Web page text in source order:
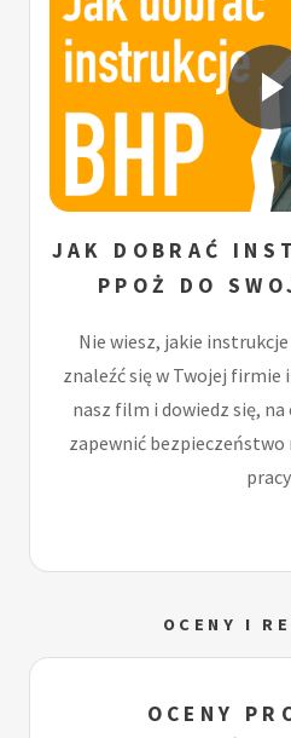
JAK DOBRAĆ
PPOŻ DO
Nie wiesz, jakie
znaleźć się w Twojej firmie
nasz film i dowiedz się, na
zapewnić bezpieczeństwo
OCENY I
OCENY